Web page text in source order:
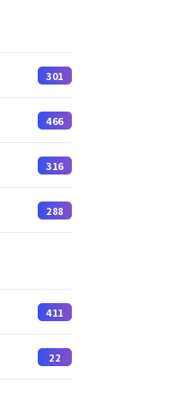
301
466
316
288
411
22